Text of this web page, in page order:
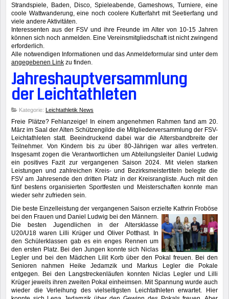
Strandspiele, Baden, Disco, Spieleabende, Gameshows, Turniere, eine
coole Wattwanderung, eine noch coolere Kutterfahrt mit Seetierfang und
viele andere Aktivitäten.
Interessenten aus der FSV und ihre Freunde im Alter von 10-15 Jahren
können sich noch anmelden. Eine Vereinsmitgliedschaft ist nicht zwingend
erforderlich.
Alle notwendigen Informationen und das Anmeldeformular sind unter dem
angegebenen Link zu finden.
Jahreshauptversammlung
der Leichtathleten
Kategorie: Leichtathletik News
Freie Plätze? Fehlanzeige! In einem angenehmen Rahmen fand am 20.
März im Saal der Alten Schützengilde die Mitgliederversammlung der FSV-
Leichtathleten statt. Beeindruckend dabei war die Altersbandbreite der
Teilnehmer. Von Kindern bis zu über 80-Jährigen war alles vertreten.
Insgesamt zogen die Verantwortlichen um Abteilungsleiter Daniel Ludwig
ein positives Fazit zur vergangenen Saison 2024. Mit vielen starken
Leistungen und zahlreichen Kreis- und Bezirksmeistertiteln belegte die
FSV am Jahresende den dritten Platz in der Kreisrangliste. Auch mit den
fünf bestens organisierten Sportfesten und Meisterschaften konnte man
wieder sehr zufrieden sein.
Die beste Einzelleistung der vergangenen Saison erzielte Kathrin Froböse
bei den Frauen und Daniel Ludwig bei den Männern.
Die besten Jugendlichen in der Altersklasse
U20/U18 waren Lilli Krüger und Oliver Potthast. In
den Schülerklassen gab es ein enges Rennen um
den ersten Platz. Bei den Jungen konnte sich Niclas
Legler und bei den Mädchen Lilit Korb über den Pokal freuen. Bei den
Senioren nahmen Heike Jedamzik und Markus Legler die Pokale
entgegen. Bei den Langstreckenläufen konnten Niclas Legler und Lilli
Krüger jeweils ihren zweiten Pokal einheimsen. Mit Spannung wurde auch
wieder die Verleihung des vielseitigsten Leichtathleten erwartet. Hier